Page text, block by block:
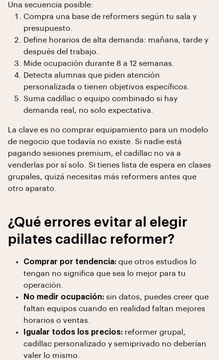
Una secuencia posible:
Compra una base de reformers según tu sala y
presupuesto.
Define horarios de alta demanda: mañana, tarde y
después del trabajo.
Mide ocupación durante 8 a 12 semanas.
Detecta alumnas que piden atención
personalizada o tienen objetivos específicos.
Suma cadillac o equipo combinado si hay
demanda real, no solo expectativa.
La clave es no comprar equipamiento para un modelo
de negocio que todavía no existe. Si nadie está
pagando sesiones premium, el cadillac no va a
venderlas por sí solo. Si tienes lista de espera en clases
grupales, quizá necesitas más reformers antes que
otro aparato.
¿Qué errores evitar al elegir
pilates cadillac reformer?
Comprar por tendencia: que otros estudios lo
tengan no significa que sea lo mejor para tu
operación.
No medir ocupación: sin datos, puedes creer que
faltan equipos cuando en realidad faltan mejores
horarios o ventas.
Igualar todos los precios: reformer grupal,
cadillac personalizado y semiprivado no deberían
valer lo mismo.